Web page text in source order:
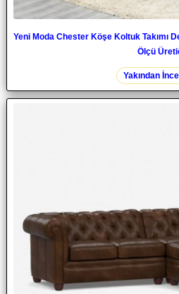
Yeni Moda Chester Köşe Koltuk Takımı
Ölçü
Yakından